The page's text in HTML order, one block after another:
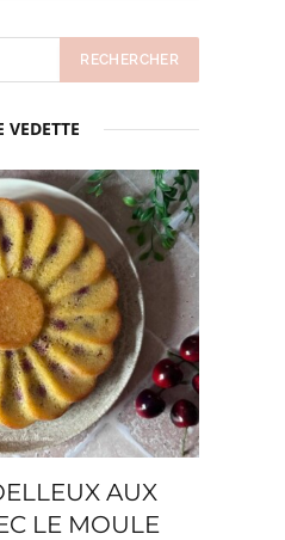
VEDETTE
AUX
LE MOULE